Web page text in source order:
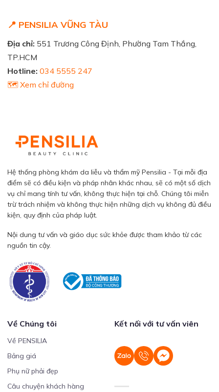
📍 PENSILIA VŨNG TÀU
Địa chỉ: 551 Trương Công Định, Phường Tam Thắng,
TP.HCM
Hotline: 034 5555 247
🗺️ Xem chỉ đường
Hệ thống phòng khám da liễu và thẩm mỹ Pensilia - Tại mỗi địa
điểm sẽ có điều kiện và pháp nhân khác nhau, sẽ có một số dịch
vụ chỉ mang tính tư vấn, không thực hiện tại chỗ. Chúng tôi miễn
trừ trách nhiệm và không thực hiện những dịch vụ không đủ điều
kiện, quy định của pháp luật.
Nội dung tư vấn và giáo dục sức khỏe được tham khảo từ các
nguồn tin cậy.
Về Chúng tôi
Về PENSILIA
Bảng giá
Phụ nữ phải đẹp
Câu chuyện khách hàng
Kết nối với tư vấn viên